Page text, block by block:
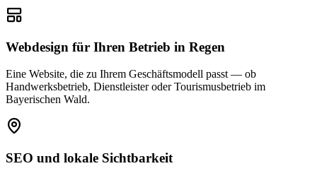
Webdesign für Ihren Betrieb in Regen
Eine Website, die zu Ihrem Geschäftsmodell passt — ob
Handwerksbetrieb, Dienstleister oder Tourismusbetrieb im
Bayerischen Wald.
SEO und lokale Sichtbarkeit